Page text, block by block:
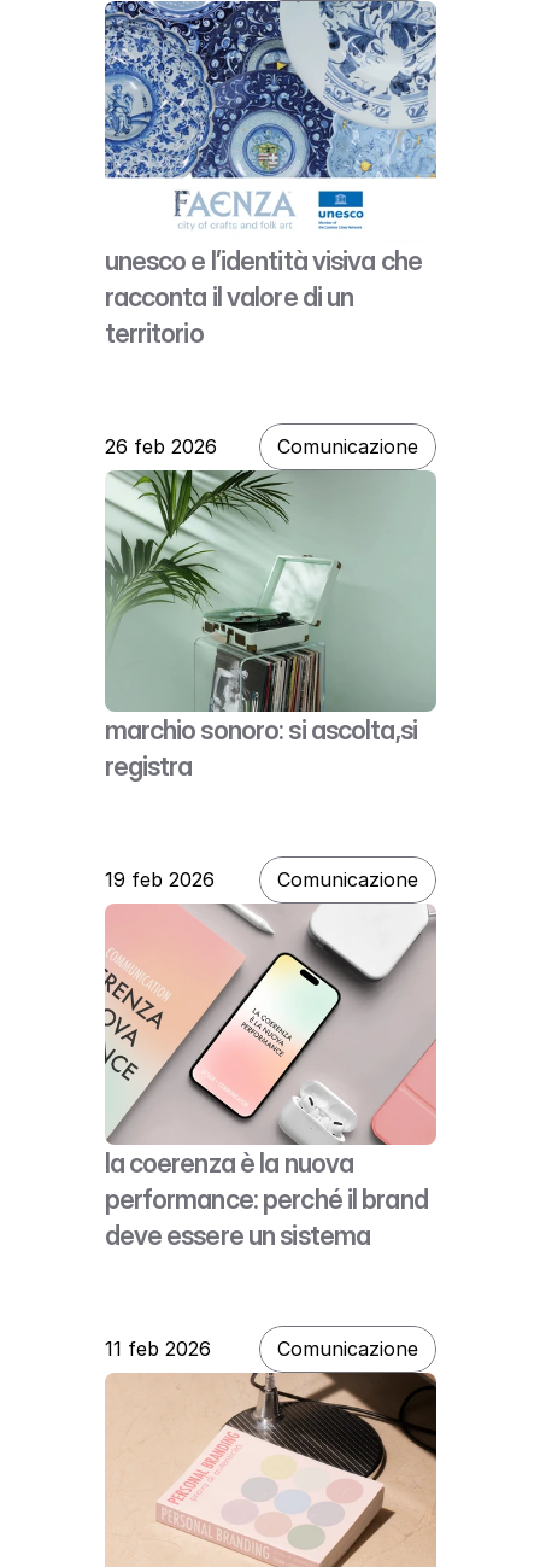
P.IVA 01367440391
Contatti
Privacy Policy
Cookie Policy
Servizi
Copyright © 2016 - 2024 DESIGN + COMMUNICATION
unesco e l’identità visiva che
racconta il valore di un
territorio
26 feb 2026 Comunicazione
marchio sonoro: si ascolta,si
registra
19 feb 2026 Comunicazione
la coerenza è la nuova
performance: perché il brand
deve essere un sistema
11 feb 2026 Comunicazione